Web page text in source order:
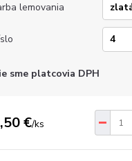
lemovania
sme platcovia DPH
€/ks